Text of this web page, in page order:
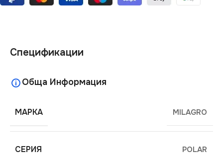
Спецификации
Обща Информация
МАРКА MILAGRO
СЕРИЯ POLAR